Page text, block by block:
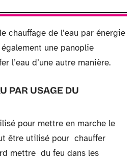
chauffage de l’eau par énergie
une panoplie
l’eau d’une autre manière.
PAR USAGE DU
pour mettre en marche le
être utilisé pour chauffer
mettre du feu dans les